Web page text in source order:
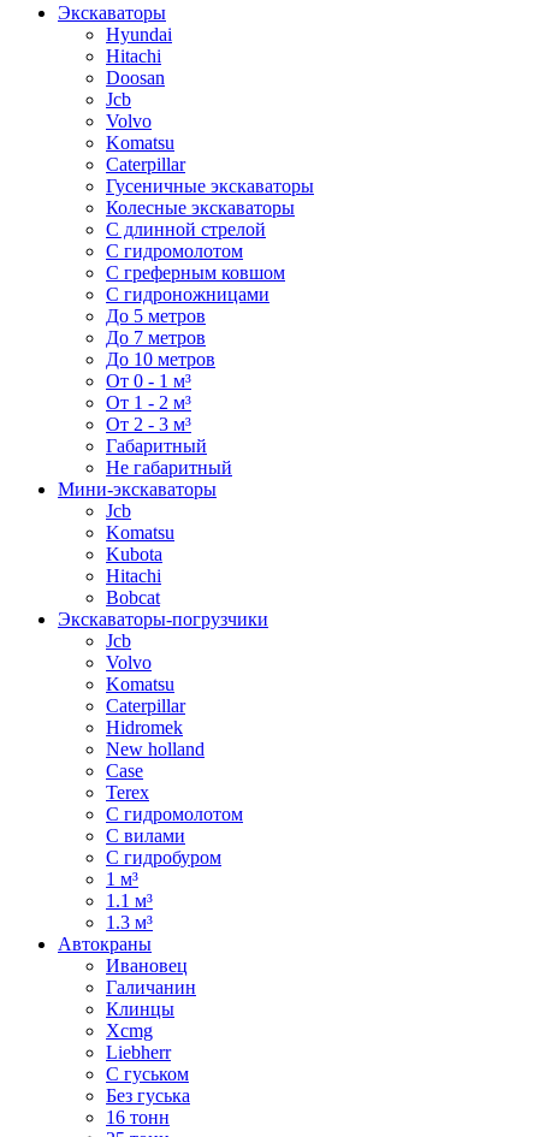
Экскаваторы
Hyundai
Hitachi
Doosan
Jcb
Volvo
Komatsu
Caterpillar
Гусеничные экскаваторы
Колесные экскаваторы
С длинной стрелой
С гидромолотом
С греферным ковшом
С гидроножницами
До 5 метров
До 7 метров
До 10 метров
От 0 - 1 м³
От 1 - 2 м³
От 2 - 3 м³
Габаритный
Не габаритный
Мини-экскаваторы
Jcb
Komatsu
Kubota
Hitachi
Bobcat
Экскаваторы-погрузчики
Jcb
Volvo
Komatsu
Caterpillar
Hidromek
New holland
Case
Terex
С гидромолотом
С вилами
С гидробуром
1 м³
1.1 м³
1.3 м³
Автокраны
Ивановец
Галичанин
Клинцы
Xcmg
Liebherr
С гуськом
Без гуська
16 тонн